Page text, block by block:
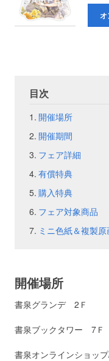
オ
目次
開催場所
開催期間
フェア詳細
有償特典
購入特典
フェア対象商品
ミニ色紙＆複製
開催場所
書泉グランデ 2Ｆ
書泉ブックタワー 7
書泉オンラインショッ
フェア